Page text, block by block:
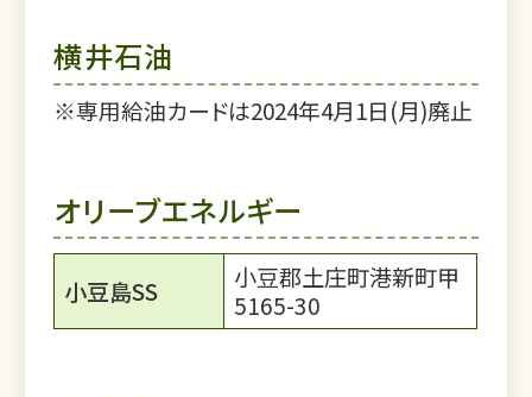
横井石油
※専用給油カードは2024年4月1日(月)廃止
オリーブエネルギー
小豆島SS
小豆郡土庄町港新町甲
5165-30